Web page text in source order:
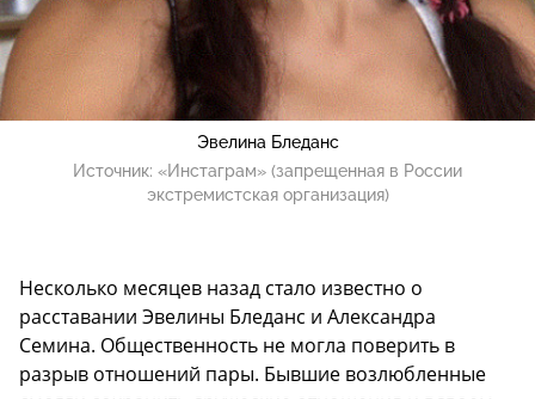
Эвелина Бледанс
Источник: «Инстаграм» (запрещенная в России
экстремистская организация)
Несколько месяцев назад стало известно о
расставании Эвелины Бледанс и Александра
Семина. Общественность не могла поверить в
разрыв отношений пары. Бывшие возлюбленные